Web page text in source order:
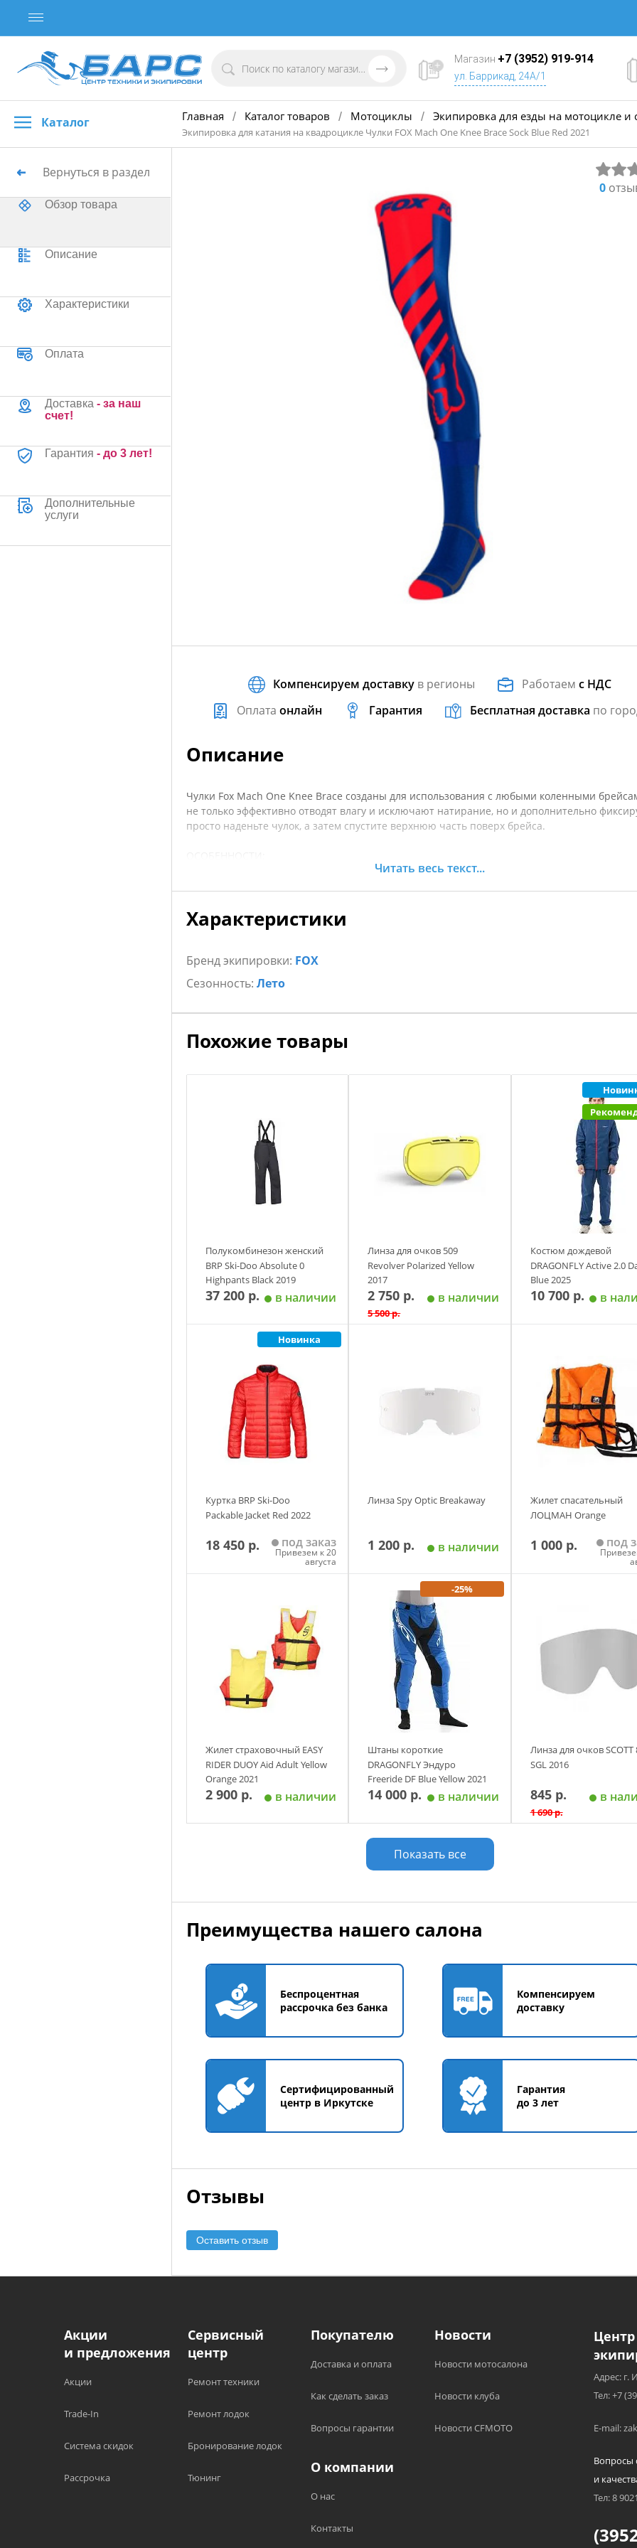
Магазин +7 (3952) 919-914
ул. Баррикад, 24А/1
Каталог Главная / Каталог товаров / Мотоциклы / Экипировка для езды на мотоцикле и
Экипировка для катания на квадроцикле Чулки FOX Mach One Knee Brace Sock Blue Red 2021
Вернуться в раздел
Обзор товара
Описание
Характеристики
Оплата
Доставка - за наш
счет!
Гарантия - до 3 лет!
Дополнительные
услуги
0
Компенсируем доставку в регионы Работаемс НДС
Оплата онлайн Гарантия Бесплатная доставка по
Описание
Чулки Fox Mach One Knee Brace созданы для использования с любыми коленными
не только эффективно отводят влагу и исключают натирание, но и дополнительно
просто наденьте чулок, а затем спустите верхнюю часть поверх брейса.
— Специально созданы для использования с коленными брейсами
— Усиленные мысок, пятка и голеностоп обеспечивают долговечность
Читать весь текст...
Характеристики
Бренд экипировки: FOX
Сезонность: Лето
Похожие товары
Полукомбинезон женский
BRP Ski-Doo Absolute 0
Highpants Black 2019
37 200 р. в наличии
Добавить в корзину
Линза для очков 509
Revolver Polarized Yellow
2017
2 750 р.
5 500 р.
в наличии
Костюм дождевой
DRAGONFLY Active 2.0
Blue 2025
10 700 р. в
Размер
S M L 2XL
Новинка
Куртка BRP Ski-Doo
Packable Jacket Red 2022
18 450 р. под заказ
Привезем к 20
августа
Линза Spy Optic Breakaway
1 200 р. в наличии
Добавить в корзину
Жилет спасательный
ЛОЦМАН Orange
1 000 р. под
Жилет страховочный EASY
RIDER DUOY Aid Adult Yellow
Orange 2021
2 900 р. в наличии
-25%
Штаны короткие
DRAGONFLY Эндуро
Freeride DF Blue Yellow 2021
14 000 р. в наличии
Добавить в корзину
XL
Размер
Линза для очков SCOTT
SGL 2016
845 р.
1 690 р.
в
Показать все
Преимущества нашего салона
Беспроцентная
рассрочка без банка
Компенсируем
доставку
Сертифицированный
центр в Иркутске
Гарантия
до 3 лет
Отзывы
Оставить отзыв
Акции
и предложения
Акции
Trade-In
Система скидок
Рассрочка
Сервисный
центр
Ремонт техники
Ремонт лодок
Бронирование лодок
Тюнинг
Покупателю
Доставка и оплата
Как сделать заказ
Вопросы гарантии
Новости
Новости мотосалона
Новости клуба
Новости CFMOTO
О компании
О нас
Контакты
Адрес: г.
Тел: +7
E-mail:
Вопросы
и
Тел: 8